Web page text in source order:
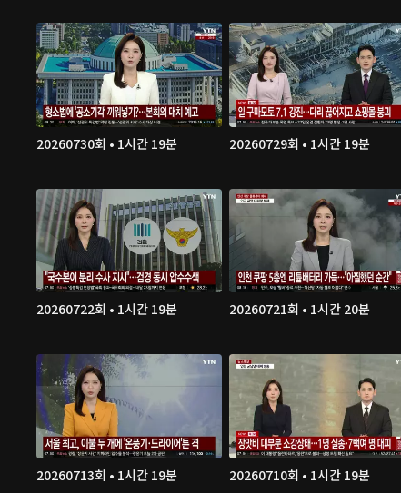
20260730회 • 1시간 19분 20260729회 • 1시간 19분
20260722회 • 1시간 19분 20260721회 • 1시간 20분
20260713회 • 1시간 19분 20260710회 • 1시간 19분